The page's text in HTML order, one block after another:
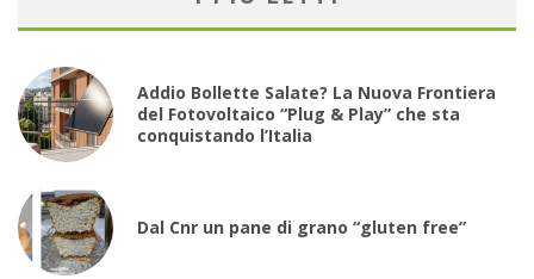
Addio Bollette Salate? La Nuova Frontiera
del Fotovoltaico “Plug & Play” che sta
conquistando l’Italia
Dal Cnr un pane di grano “gluten free”